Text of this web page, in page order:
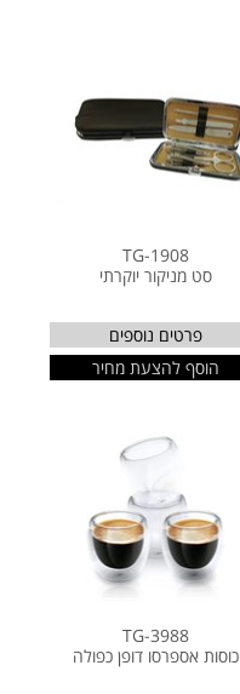
TG-1908
סט מניקור יוקרתי
פרטים נוספים
הוסף להצעת מחיר
TG-3988
כוסות אספרסו דופן כפולה